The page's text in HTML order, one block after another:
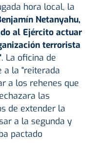
hora local, la
Netanyahu,
al Ejército actuar
terrorista
. La oficina de
a la "reiterada
a los rehenes que
las
de extender la
a la segunda y
pactado